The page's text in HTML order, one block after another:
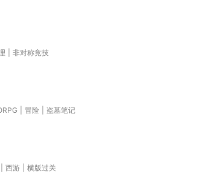
非对称竞技
冒险
盗墓笔记
西游
横版过关